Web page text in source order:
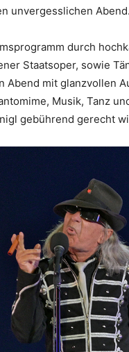
unvergesslichen Abend.
durch
Staatsoper, sowie
Abend mit glanzvollen
Musik, Tanz
gebührend gerecht